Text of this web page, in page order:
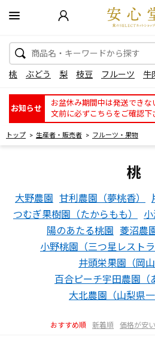
桃 ぶどう 梨 枝豆 フルーツ 牛
お知らせ
お盆休み期間中は発送でき
文前に必ずこちらをご確認下
トップ 生産者・販売者 フルーツ・果物
桃
大野農園 甘利農園（夢桃香）
つむぎ果樹園（たからもも）
陽のあたる桃園
菱沼農
小野桃園（三つ星レストラ
井頭栄果園（岡山
百合ピーチ宇田農園（
大北農園（山梨県一
おすすめ順 新着順 価格が安